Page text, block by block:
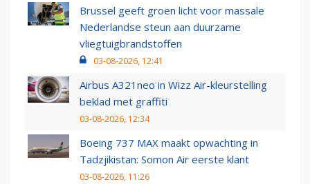
Brussel geeft groen licht voor massale
Nederlandse steun aan duurzame
vliegtuigbrandstoffen
03-08-2026, 12:41
Airbus A321neo in Wizz Air-kleurstelling
beklad met graffiti
03-08-2026, 12:34
Boeing 737 MAX maakt opwachting in
Tadzjikistan: Somon Air eerste klant
03-08-2026, 11:26